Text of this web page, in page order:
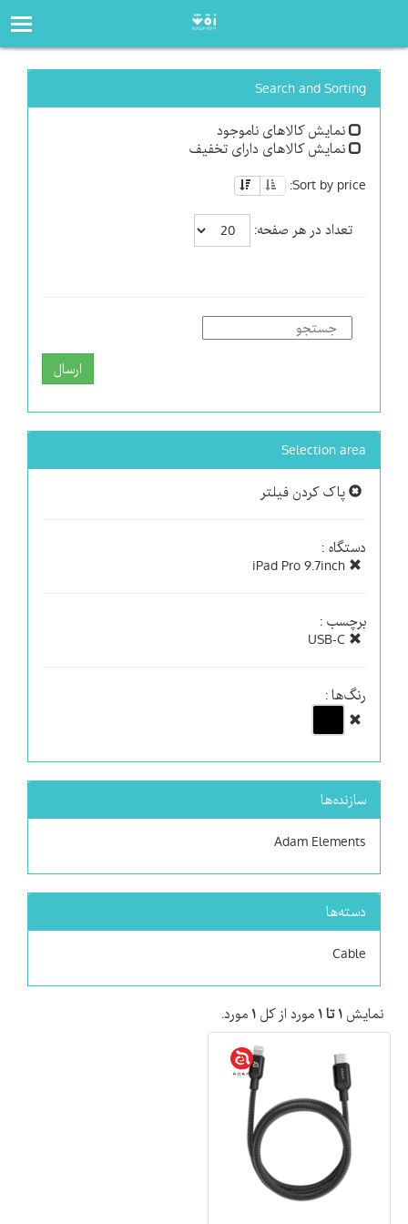
Search and Sorting
نمایش کالاهای ناموجود
نمایش کالاهای دارای تخفیف
Sort by price:
تعداد در هر صفحه:
ارسال
Selection area
پاک کردن فیلتر
دستگاه :
برچسب :
رنگ‌ها :
سازنده‌ها
Adam Elements
دسته‌ها
Cable
نمایش ۱ تا ۱ مورد از کل ۱ مورد.